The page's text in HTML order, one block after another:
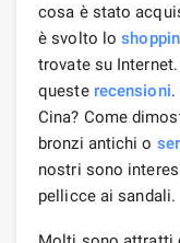
cosa è stato
è svolto lo
trovate su
queste recensioni.
Cina? Come
bronzi antichi o
nostri sono
pellicce ai sandali.